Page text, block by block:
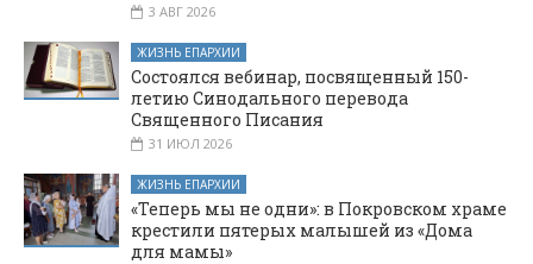
3 АВГ 2026
ЖИЗНЬ ЕПАРХИИ
Состоялся вебинар, посвященный 150-
летию Синодального перевода
Священного Писания
31 ИЮЛ 2026
ЖИЗНЬ ЕПАРХИИ
«Теперь мы не одни»: в Покровском храме
крестили пятерых малышей из «Дома
для мамы»